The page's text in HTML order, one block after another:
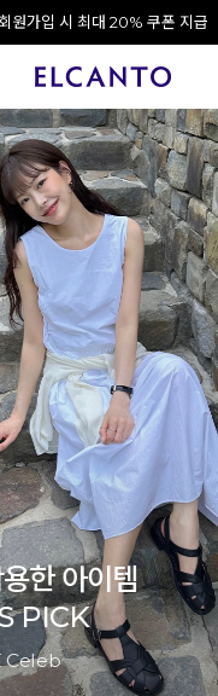
10시 이전 결제 완료 시 오늘 출발!
원가입 시 최대 20% 쿠폰 지급
카오 채널 추가 시 10% 쿠폰 증정
한 아이템
PICK
Celeb